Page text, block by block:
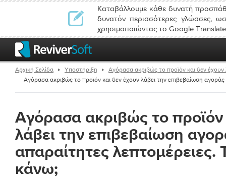
Καταβάλλουμε κάθε δυνατή
δυνατόν περισσότερες γλώσσες,
χρησιμοποιώντας το Google
Αρχική Σελίδα Υποστήριξη
Αγόρασα ακριβώς το προϊόν και δεν
Αγόρασα ακριβώς το προϊόν και δεν έχουν λάβει την επιβεβαίωση αγοράς
Αγόρασα ακριβώς το προϊόν
λάβει την επιβεβαίωση
απαραίτητες λεπτομέρειες.
κάνω;